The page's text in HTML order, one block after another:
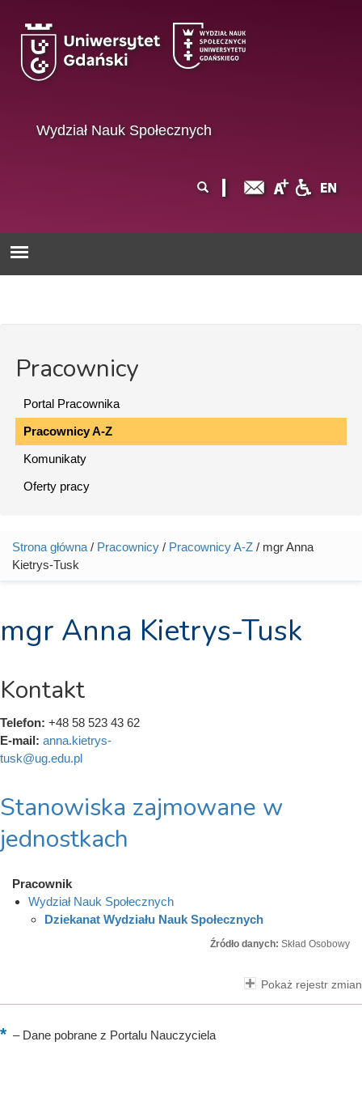
Wydział Nauk Społecznych
wyszukiwania
Pracownicy
Portal Pracownika
Pracownicy A-Z
Komunikaty
Oferty pracy
Jesteś tutaj
Strona główna / Pracownicy / Pracownicy A-Z / mgr Anna
Kietrys-Tusk
mgr Anna Kietrys-Tusk
Kontakt
Telefon: +48 58 523 43 62
E-mail: anna.kietrys-
tusk@ug.edu.pl
Stanowiska zajmowane w
jednostkach
Pracownik
Wydział Nauk Społecznych
Dziekanat Wydziału Nauk Społecznych
Źródło danych: Skład Osobowy
Pokaż rejestr zmian
–Dane pobrane z Portalu Nauczyciela